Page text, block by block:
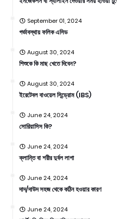
September 01, 2024
গর্ভাবস্থায় ফলিক এসিড
August 30, 2024
শিশুকে কি মাছ খেতে দিবেন?
August 30, 2024
ইরেটেবল বাওয়েল সিন্ড্রোম (IBS)
June 24, 2024
সোরিয়াসিস কি?
June 24, 2024
ক্লান্তি বা শরীর দুর্বল লাগা
June 24, 2024
দাদ/দাউদ সহজ থেকে কঠিন হওয়ার কারণ
June 24, 2024